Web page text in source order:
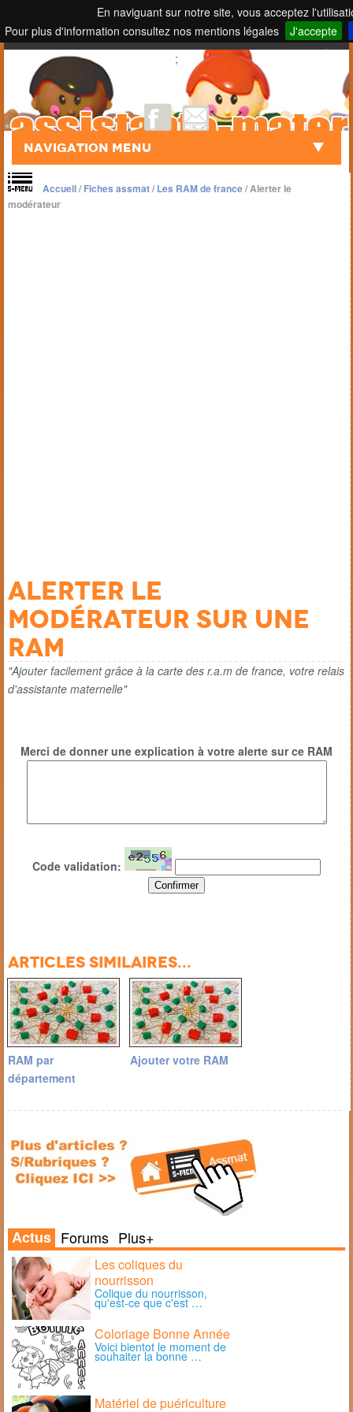
En naviguant sur notre site, vous acceptez
Pour plus d'information consultez nos mentions légales
J'accepte
Touch to Search
;
Navigation Menu
Accueil/Fiches assmat/Les RAM de france/Alerter le
modérateur
Alerter le
modérateur sur une
ram
"Ajouter facilement grâce à la carte des r.a.m de france, votre relais
d'assistante maternelle"
Merci de donner une explication à votre alerte sur ce RAM
Code validation:
Articles similaires...
RAM par
département
Ajouter votre RAM
Actus Forums Plus+
Les coliques du
nourrisson
Colique du nourrisson,
qu'est-ce que c'est …
Coloriage Bonne Année
Voici bientot le moment de
souhaiter la bonne …
Matériel de puériculture